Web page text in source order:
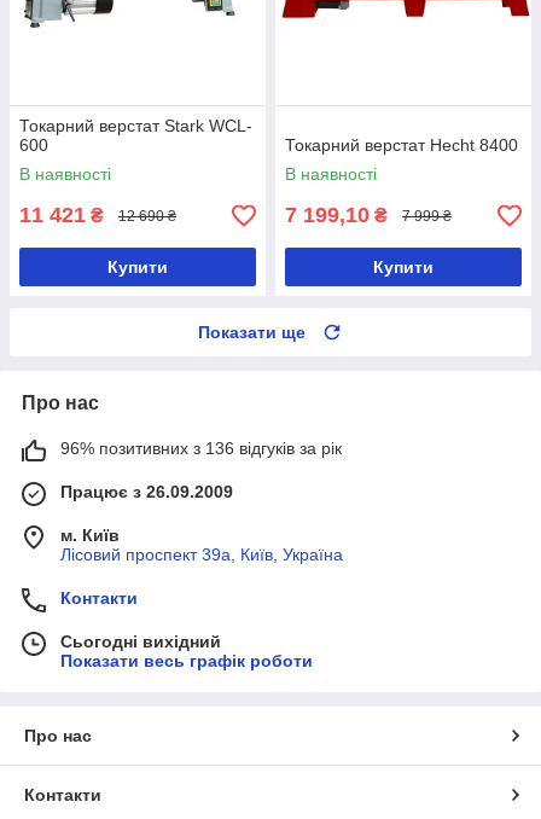
Токарний верстат Stark WCL-
600
В наявності
11 421 ₴ 12 690 ₴
Купити
Токарний верстат Hecht 8400
В наявності
7 199,10 ₴ 7 999 ₴
Купити
Показати ще
Про нас
96% позитивних з 136 відгуків за рік
Працює з 26.09.2009
м. Київ
Лісовий проспект 39а, Київ, Україна
Контакти
Сьогодні вихідний
Показати весь графік роботи
Про нас
Контакти